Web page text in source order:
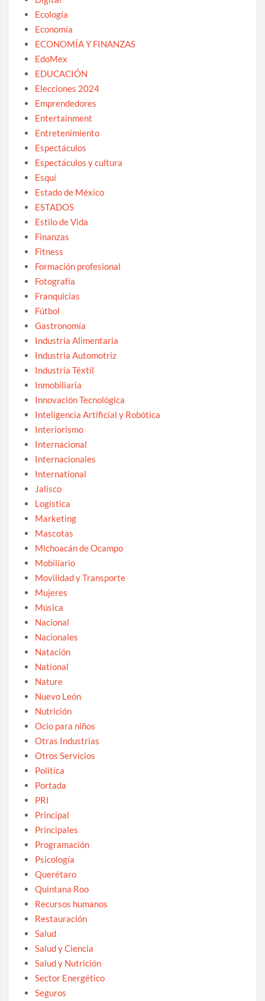
Ecología
Economía
ECONOMÍA Y FINANZAS
EdoMex
EDUCACIÓN
Elecciones 2024
Emprendedores
Entertainment
Entretenimiento
Espectáculos
Espectáculos y cultura
Esquí
Estado de México
ESTADOS
Estilo de Vida
Finanzas
Fitness
Formación profesional
Fotografía
Franquicias
Fútbol
Gastronomía
Industria Alimentaria
Industria Automotriz
Industria Téxtil
Inmobiliaria
Innovación Tecnológica
Inteligencia Artificial y Robótica
Interiorismo
Internacional
Internacionales
International
Jalisco
Logística
Marketing
Mascotas
Michoacán de Ocampo
Mobiliario
Movilidad y Transporte
Mujeres
Música
Nacional
Nacionales
Natación
National
Nature
Nuevo León
Nutrición
Ocio para niños
Otras Industrias
Otros Servicios
Política
Portada
PRI
Principal
Principales
Programación
Psicología
Querétaro
Quintana Roo
Recursos humanos
Restauración
Salud
Salud y Ciencia
Salud y Nutrición
Sector Energético
Seguros